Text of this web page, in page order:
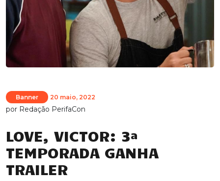
Banner 20 maio, 2022
por Redação PerifaCon
LOVE, VICTOR: 3ª
TEMPORADA GANHA
TRAILER